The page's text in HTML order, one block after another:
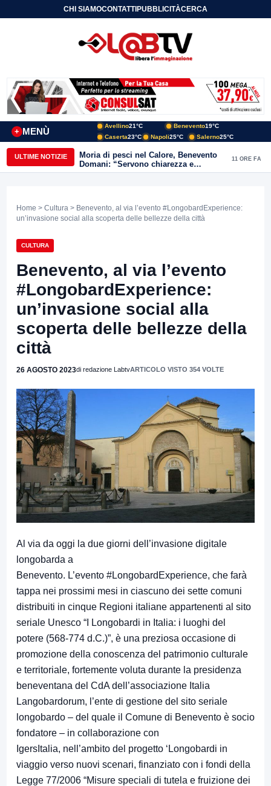
CHI SIAMOCONTATTIPUBBLICITÀCERCA
MENÙ
+
Avellino21°C Benevento19°C
Caserta23°C Napoli25°C Salerno25°C
ULTIME NOTIZIE
Moria di pesci nel Calore, Benevento
Domani: “Servono chiarezza e
approfondimenti sulla gestione
11 ORE FA
Home > Cultura > Benevento, al via l’evento #LongobardExperience:
un’invasione social alla scoperta delle bellezze della città
CULTURA
Benevento, al via l’evento
#LongobardExperience:
un’invasione social alla
scoperta delle bellezze della
città
26 AGOSTO 2023di redazione LabtvARTICOLO VISTO 354 VOLTE
Al via da oggi la due giorni dell’invasione digitale
longobarda a
Benevento. L’evento #LongobardExperience, che farà
tappa nei prossimi mesi in ciascuno dei sette comuni
distribuiti in cinque Regioni italiane appartenenti al sito
seriale Unesco “I Longobardi in Italia: i luoghi del
potere (568-774 d.C.)”, è una preziosa occasione di
promozione della conoscenza del patrimonio culturale
e territoriale, fortemente voluta durante la presidenza
beneventana del CdA dell’associazione Italia
Langobardorum, l’ente di gestione del sito seriale
longobardo – del quale il Comune di Benevento è socio
fondatore – in collaborazione con
IgersItalia, nell’ambito del progetto ‘Longobardi in
viaggio verso nuovi scenari, finanziato con i fondi della
Legge 77/2006 “Misure speciali di tutela e fruizione dei